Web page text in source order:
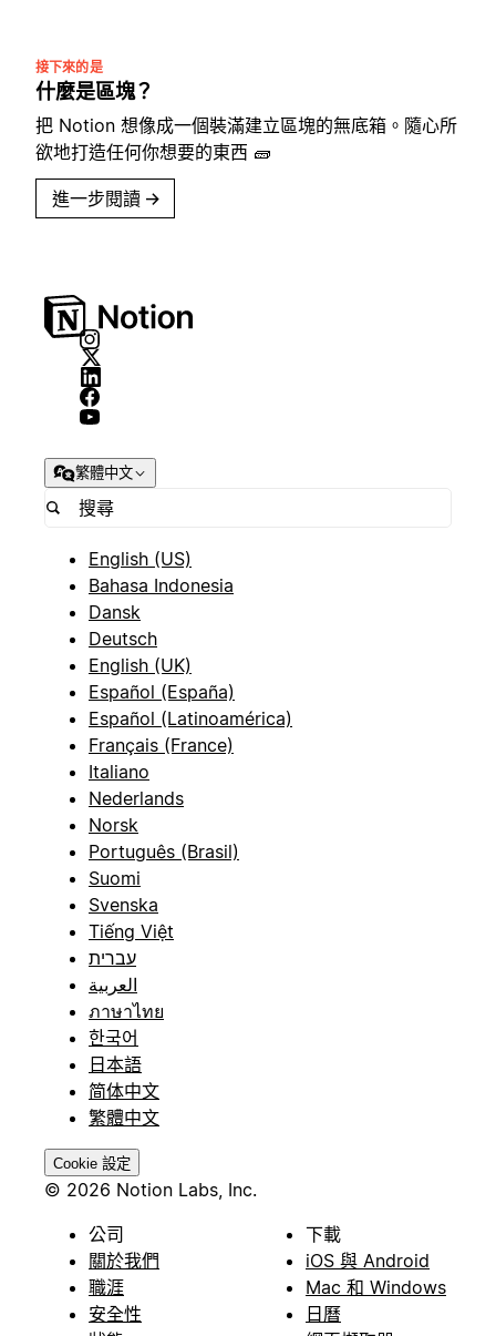
接下來的是
什麼是區塊？
把 Notion 想像成一個裝滿建立區塊的無底箱。隨心所
欲地打造任何你想要的東西 🧱
進一步閱讀 →
繁體中文
English (US)
Bahasa Indonesia
Dansk
Deutsch
English (UK)
Español (España)
Español (Latinoamérica)
Français (France)
Italiano
Nederlands
Norsk
Português (Brasil)
Suomi
Svenska
Tiếng Việt
עברית
العربية
ภาษาไทย
한국어
日本語
简体中文
繁體中文
Cookie 設定
© 2026 Notion Labs, Inc.
公司
關於我們
職涯
安全性
下載
iOS 與 Android
Mac 和 Windows
日曆